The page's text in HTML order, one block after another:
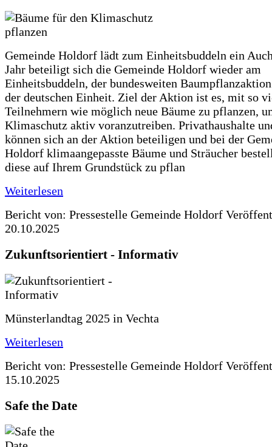
Gemeinde Holdorf lädt zum Einheitsbuddeln ein
Jahr beteiligt sich die Gemeinde Holdorf wieder am
Einheitsbuddeln, der bundesweiten
der deutschen Einheit. Ziel der Aktion ist es, mit so
Teilnehmern wie möglich neue Bäume zu pflanzen,
Klimaschutz aktiv voranzutreiben. Privathaushalte
können sich an der Aktion beteiligen und bei der
Holdorf klimaangepasste Bäume und Sträucher
diese auf Ihrem Grundstück zu pflan
Weiterlesen
Bericht von: Pressestelle Gemeinde Holdorf
20.10.2025
Zukunftsorientiert - Informativ
Münsterlandtag 2025 in Vechta
Weiterlesen
Bericht von: Pressestelle Gemeinde Holdorf
15.10.2025
Safe the Date